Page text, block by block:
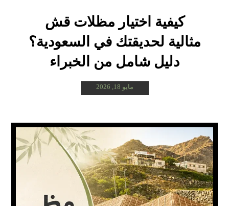
كيفية اختيار مظلات قش
مثالية لحديقتك في السعودية؟
دليل شامل من الخبراء
مايو 18, 2026